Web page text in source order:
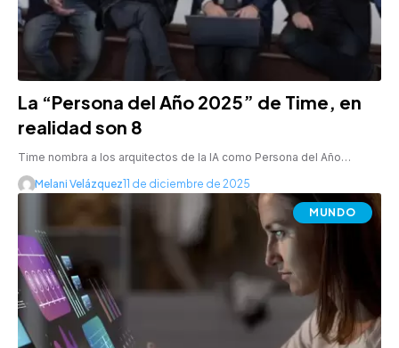
La “Persona del Año 2025” de Time, en
realidad son 8
Time nombra a los arquitectos de la IA como Persona del Año…
Melani Velázquez11 de diciembre de 2025
MUNDO